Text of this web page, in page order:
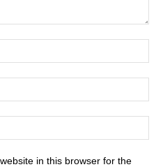
in this browser for the